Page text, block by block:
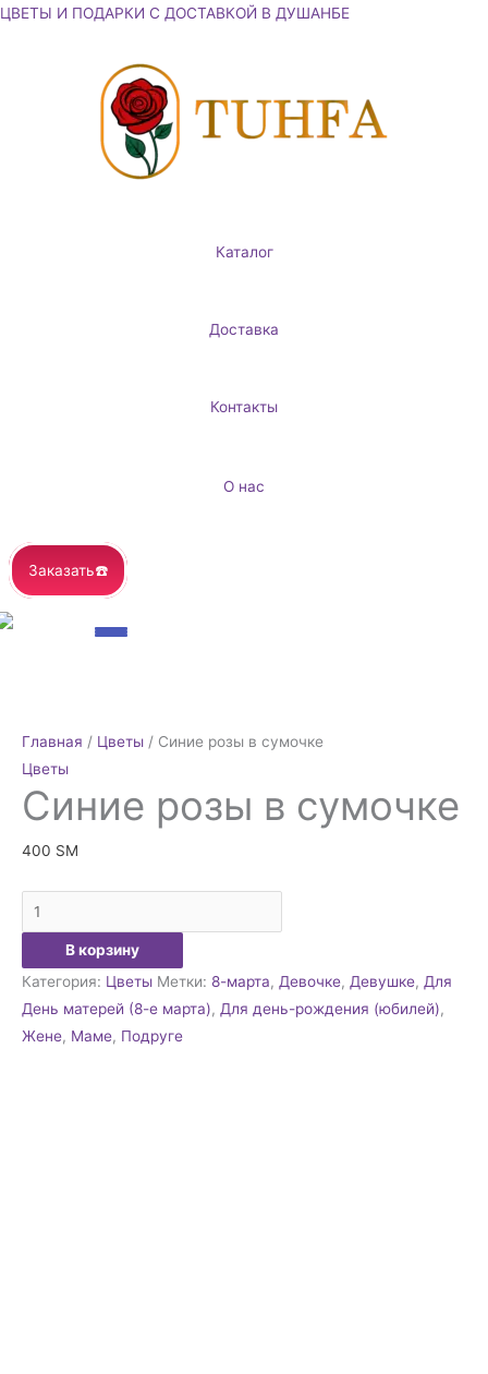
Перейти
ЦВЕТЫ И ПОДАРКИ С ДОСТАВКОЙ В ДУШАНБЕ
Каталог
Доставка
Контакты
О нас
Заказать☎️
Главная / Цветы / Синие розы в сумочке
Цветы
Синие розы в сумочке
400 ЅМ
розы
в
сумочке
В корзину
Категория: Цветы Метки: 8-марта, Девочке, Девушке, Для
День матерей (8-е марта), Для день-рождения (юбилей),
Жене, Маме, Подруге